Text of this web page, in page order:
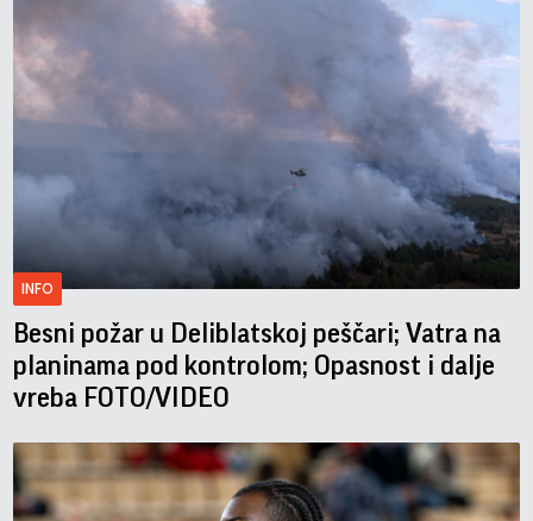
INFO
Besni požar u Deliblatskoj peščari; Vatra na
planinama pod kontrolom; Opasnost i dalje
vreba FOTO/VIDEO